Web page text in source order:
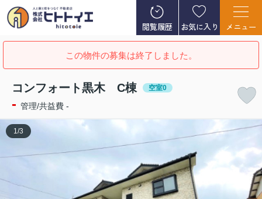
閲覧履歴 お気に入り メニュー
この物件の募集は終了しました。
コンフォート黒木 C棟 空室0
- 管理/共益費 -
1 /3